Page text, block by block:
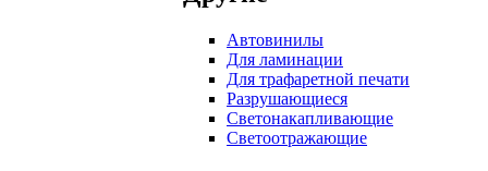
Автовинилы
Для ламинации
Для трафаретной печати
Разрушающиеся
Светонакапливающие
Светоотражающие